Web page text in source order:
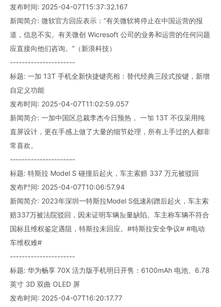
发布时间: 2025-04-07T15:37:32.167
新闻简介: 微软官方回应表示：“有关微软将停止在中国运营的报
道，信息不实。有关微创 Wicresoft 公司的业务和运营的任何问题
应直接向他们咨询。”（新浪科技）
----------------------
标题: 一加 13T 手机全新快捷键亮相：替代经典三段式按键，新增
自定义功能
发布时间: 2025-04-07T11:02:59.057
新闻简介: 一加中国区总裁李杰今日预热， 一加 13T 不仅采用纯
直屏设计，更在手感上做了大量的细节处理，所有上手过的人都非
常喜欢。
----------------------
标题: 特斯拉 Model S 碰撞后起火，车主索赔 337 万元被驳回
发布时间: 2025-04-07T10:06:57.94
新闻简介: 2023年深圳一特斯拉Model S低速剐蹭后起火，车主索
赔337万被法院驳回，因未证明车辆质量缺陷。车主称车辆不符合
国标且维权鉴定遇阻，特斯拉未回应。#特斯拉安全争议# #电动
车维权难#
----------------------
标题: 华为畅享 70X 活力版手机明日开售：6100mAh 电池、6.78
英寸 3D 双曲 OLED 屏
发布时间: 2025-04-07T16:20:17.77